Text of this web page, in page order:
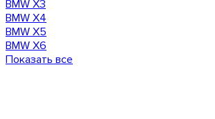
BMW X3
BMW X4
BMW X5
BMW X6
Показать все